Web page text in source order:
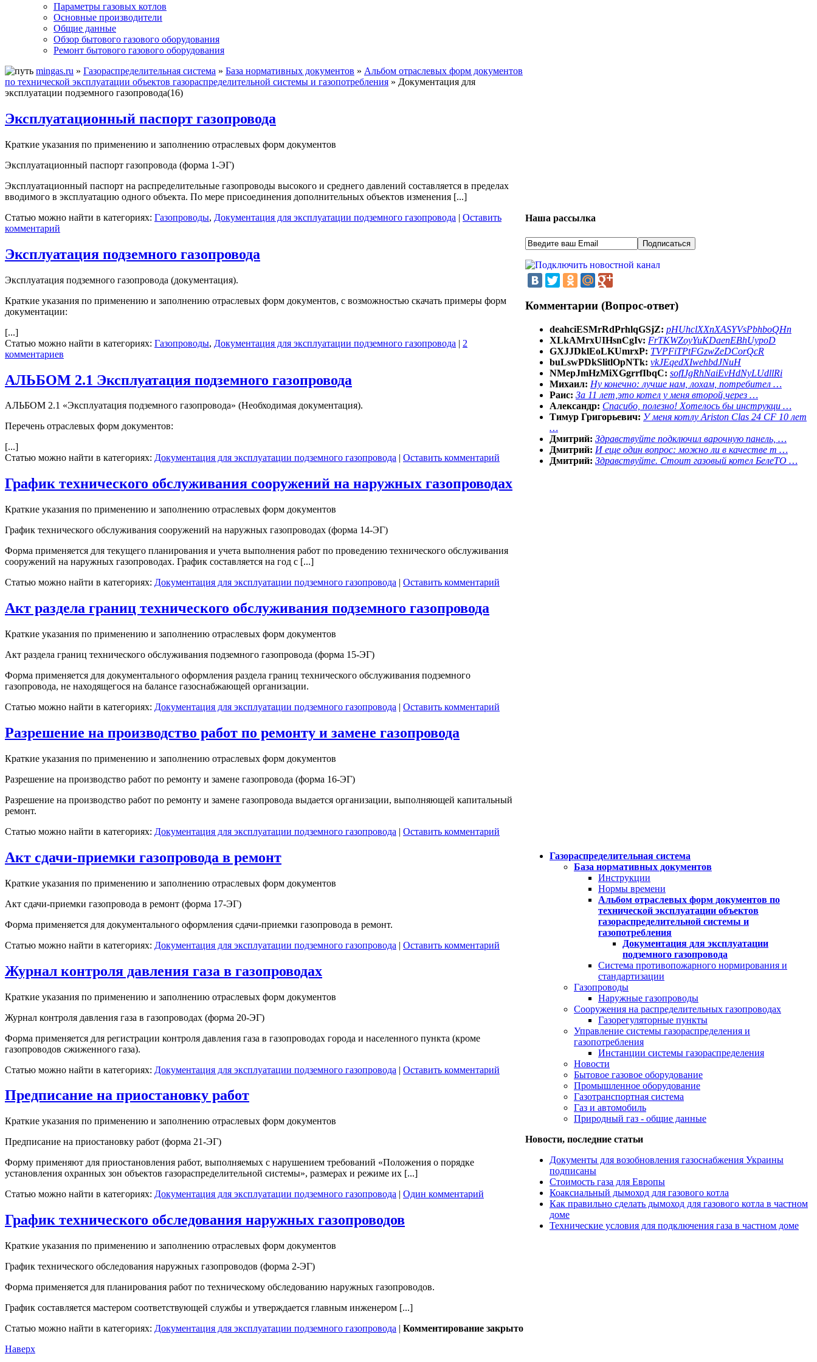
Параметры газовых котлов
Основные производители
Общие данные
Обзор бытового газового оборудования
Ремонт бытового газового оборудования
mingas.ru » Газораспределительная система » База нормативных документов » Альбом отраслевых форм документов
по технической эксплуатации объектов газораспределительной системы и газопотребления » Документация для
эксплуатации подземного газопровода(16)
Эксплуатационный паспорт газопровода
Краткие указания по применению и заполнению отраслевых форм документов
Эксплуатационный паспорт газопровода (форма 1-ЭГ)
Эксплуатационный паспорт на распределительные газопроводы высокого и среднего давлений составляется в пределах
вводимого в эксплуатацию одного объекта. По мере присоединения дополнительных объектов изменения [...]
Статью можно найти в категориях: Газопроводы, Документация для эксплуатации подземного газопровода | Оставить
комментарий
Эксплуатация подземного газопровода
Эксплуатация подземного газопровода (документация).
Краткие указания по применению и заполнению отраслевых форм документов, с возможностью скачать примеры форм
документации:
[...]
Статью можно найти в категориях: Газопроводы, Документация для эксплуатации подземного газопровода | 2
комментариев
АЛЬБОМ 2.1 Эксплуатация подземного газопровода
АЛЬБОМ 2.1 «Эксплуатация подземного газопровода» (Необходимая документация).
Перечень отраслевых форм документов:
[...]
Статью можно найти в категориях: Документация для эксплуатации подземного газопровода | Оставить комментарий
График технического обслуживания сооружений на наружных газопроводах
Краткие указания по применению и заполнению отраслевых форм документов
График технического обслуживания сооружений на наружных газопроводах (форма 14-ЭГ)
Форма применяется для текущего планирования и учета выполнения работ по проведению технического обслуживания
сооружений на наружных газопроводах. График составляется на год с [...]
Статью можно найти в категориях: Документация для эксплуатации подземного газопровода | Оставить комментарий
Акт раздела границ технического обслуживания подземного газопровода
Краткие указания по применению и заполнению отраслевых форм документов
Акт раздела границ технического обслуживания подземного газопровода (форма 15-ЭГ)
Форма применяется для документального оформления раздела границ технического обслуживания подземного
газопровода, не находящегося на балансе газоснабжающей организации.
Статью можно найти в категориях: Документация для эксплуатации подземного газопровода | Оставить комментарий
Разрешение на производство работ по ремонту и замене газопровода
Краткие указания по применению и заполнению отраслевых форм документов
Разрешение на производство работ по ремонту и замене газопровода (форма 16-ЭГ)
Разрешение на производство работ по ремонту и замене газопровода выдается организации, выполняющей капитальный
ремонт.
Статью можно найти в категориях: Документация для эксплуатации подземного газопровода | Оставить комментарий
Акт сдачи-приемки газопровода в ремонт
Краткие указания по применению и заполнению отраслевых форм документов
Акт сдачи-приемки газопровода в ремонт (форма 17-ЭГ)
Форма применяется для документального оформления сдачи-приемки газопровода в ремонт.
Статью можно найти в категориях: Документация для эксплуатации подземного газопровода | Оставить комментарий
Журнал контроля давления газа в газопроводах
Краткие указания по применению и заполнению отраслевых форм документов
Журнал контроля давления газа в газопроводах (форма 20-ЭГ)
Форма применяется для регистрации контроля давления газа в газопроводах города и населенного пункта (кроме
газопроводов сжиженного газа).
Статью можно найти в категориях: Документация для эксплуатации подземного газопровода | Оставить комментарий
Предписание на приостановку работ
Краткие указания по применению и заполнению отраслевых форм документов
Предписание на приостановку работ (форма 21-ЭГ)
Форму применяют для приостановления работ, выполняемых с нарушением требований «Положения о порядке
установления охранных зон объектов газораспределительной системы», размерах и режиме их [...]
Статью можно найти в категориях: Документация для эксплуатации подземного газопровода | Один комментарий
График технического обследования наружных газопроводов
Краткие указания по применению и заполнению отраслевых форм документов
График технического обследования наружных газопроводов (форма 2-ЭГ)
Форма применяется для планирования работ по техническому обследованию наружных газопроводов.
График составляется мастером соответствующей службы и утверждается главным инженером [...]
Статью можно найти в категориях: Документация для эксплуатации подземного газопровода | Комментирование закрыто
Наверх
Наша рассылка
Комментарии (Вопрос-ответ)
deahciESMrRdPrhlqGSjZ: pHUhclXXnXASYVsPbhboQHn
XLkAMrxUIHsnCgIv: FrTKWZoyYuKDaenEBhUypoD
GXJJDklEoLKUmrxP: TVPFiTPtFGzwZeDCorQcR
buLswPDkSlitlOpNTk: vkJEqedXIwehbdJNuH
NMepJmHzMiXGgrrfIbqC: sofIJgRhNaiEvHdNyLUdllRi
Михаил: Ну конечно: лучше нам, лохам, потребител …
Раис: За 11 лет,это котел у меня второй,через …
Александр: Спасибо, полезно! Хотелось бы инструкци …
Тимур Григорьевич: У меня котлу Ariston Clas 24 CF 10 лет
…
Дмитрий: Здравствуйте подключил варочную панель, …
Дмитрий: И еще один вопрос: можно ли в качестве т …
Дмитрий: Здравствуйте. Стоит газовый котел БелеТО …
Газораспределительная система
База нормативных документов
Инструкции
Нормы времени
Альбом отраслевых форм документов по
технической эксплуатации объектов
газораспределительной системы и
газопотребления
Документация для эксплуатации
подземного газопровода
Система противопожарного нормирования и
стандартизации
Газопроводы
Наружные газопроводы
Сооружения на распределительных газопроводах
Газорегуляторные пункты
Управление системы газораспределения и
газопотребления
Инстанции системы газораспределения
Новости
Бытовое газовое оборудование
Промышленное оборудование
Газотранспортная система
Газ и автомобиль
Природный газ - общие данные
Новости, последние статьи
Документы для возобновления газоснабжения Украины
подписаны
Стоимость газа для Европы
Коаксиальный дымоход для газового котла
Как правильно сделать дымоход для газового котла в частном
доме
Технические условия для подключения газа в частном доме